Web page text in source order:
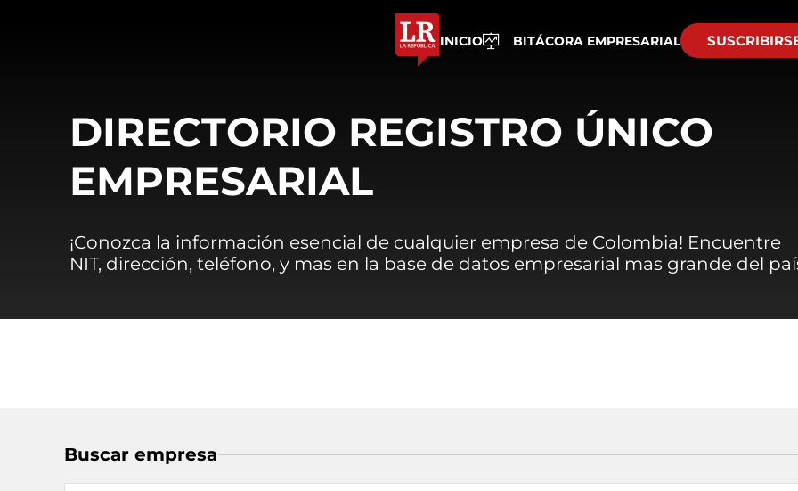
INICIO BITÁCORA EMPRESARIAL
DIRECTORIO REGISTRO ÚNICO
EMPRESARIAL
¡Conozca la información esencial de cualquier empresa de Colombia! Encuentre
NIT, dirección, teléfono, y mas en la base de datos empresarial mas grande del
Buscar empresa